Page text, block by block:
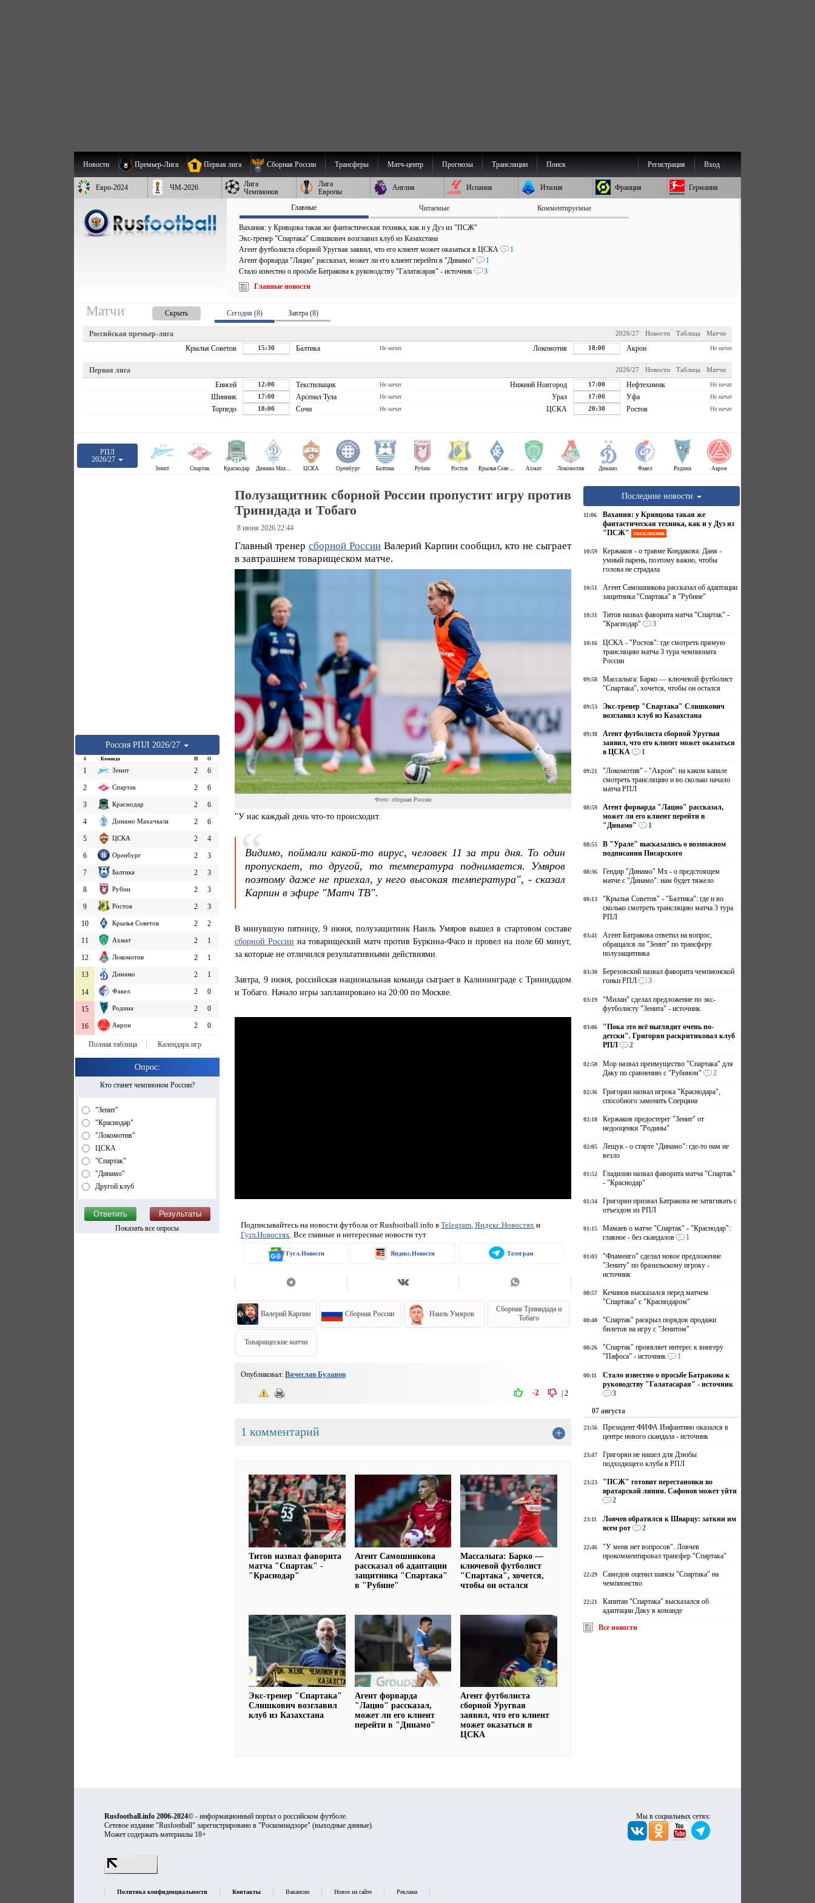
Новости Премьер-Лига Первая лига Сборная России Трансферы Матч-центр Прогнозы Трансляции Поиск Вход
Регистрация
Евро-2024 ЧМ-2026
Лига
Чемпионов
Лига
Европы
Англия Испания Италия Франция Германия
Главные Читаемые Комментируемые
Вахания: у Кривцова такая же фантастическая техника, как и у Дуэ из "ПСЖ"
Экс-тренер "Спартака" Слишкович возглавил клуб из Казахстана
Агент футболиста сборной Уругвая заявил, что его клиент может оказаться в ЦСКА
1
Агент форварда "Лацио" рассказал, может ли его клиент перейти в "Динамо"
1
Стало известно о просьбе Батракова к руководству "Галатасарая" - источник
3
Главные новости
Матчи Скрыть Сегодня (8) Завтра (8)
Российская премьер-лига Матчи
Таблица
Новости
2026/27
Крылья Советов 15:30 Балтика Не начат Локомотив 18:00 Акрон Не начат
Первая лига Матчи
Таблица
Новости
2026/27
Енисей 12:00 Текстильщик Не начат Нижний Новгород 17:00 Нефтехимик Не начат
Шинник 17:00 Арсенал Тула Не начат Урал 17:00 Уфа Не начат
Торпедо 18:00 Сочи Не начат ЦСКА 20:30 Ростов Не начат
РПЛ
2026/27
Зенит Спартак Краснодар Динамо Махачкала ЦСКА Оренбург Балтика Рубин Ростов Крылья Советов Ахмат Локомотив Динамо Факел Родина Акрон
Россия РПЛ 2026/27
# Команда И О
1 Зенит 2
6
2
Спартак 2
6
3
Краснодар 2
6
4
Динамо Махачкала 2
6
5
ЦСКА 2
4
6
Оренбург 2
3
7
Балтика 2
3
8
Рубин 2
3
9
Ростов 2
3
10
Крылья Советов 2
2
11
Ахмат 2
1
12
Локомотив 2
1
13
Динамо 2 1
14 Факел 2 0
15 Родина 2 0
16 Акрон 2 0
Полная таблица Календарь игр
Опрос:
Кто станет чемпионом России?
"Зенит"
"Краснодар"
"Локомотив"
ЦСКА
"Спартак"
"Динамо"
Другой клуб
Показать все опросы
Полузащитник сборной России пропустит игру против
Тринидада и Тобаго
8 июня 2026 22:44
Главный тренер сборной РоссииВалерий Карпин сообщил, кто не сыграет
в завтрашнем товарищеском матче.
Фото: сборная России
"У нас каждый день что-то происходит.
Видимо, поймали какой-то вирус, человек 11 за три дня. То один
пропускает, то другой, то температура поднимается. Умяров
поэтому даже не приехал, у него высокая температура", - сказал
Карпин в эфире "Матч ТВ".
В минувшую пятницу, 9 июня, полузащитник Наиль Умяров вышел в стартовом составе
сборной России на товарищеский матч против Буркина-Фасо и провел на поле 60 минут,
за которые не отличился результативными действиями.
Завтра, 9 июня, российская национальная команда сыграет в Калининграде с Тринидадом
и Тобаго. Начало игры запланировано на 20:00 по Москве.
Подписывайтесь на новости футбола от Rusfootball.info в Telegram, Яндекс.Новостях и
Гугл.Новостях . Все главные и интересные новости тут
Гугл.Новости Яндекс.Новости Телеграм
Валерий Карпин Сборная России Наиль Умяров
Сборная Тринидада и
Тобаго
Товарищеские матчи
Опубликовал: Вячеслав Буланов
|2
-2
1 комментарий +
Титов назвал фаворита
матча "Спартак" -
"Краснодар"
Агент Самошникова
рассказал об адаптации
защитника "Спартака"
в "Рубине"
Массалыга: Барко —
ключевой футболист
"Спартака", хочется,
чтобы он остался
Экс-тренер "Спартака"
Слишкович возглавил
клуб из Казахстана
Агент форварда
"Лацио" рассказал,
может ли его клиент
перейти в "Динамо"
Агент футболиста
сборной Уругвая
заявил, что его клиент
может оказаться в
ЦСКА
Последние новости
11:06
Вахания: у Кривцова такая же
фантастическая техника, как и у Дуэ из
"ПСЖ"
эксклюзив
10:59
Кержаков - о травме Кондакова: Даня -
умный парень, поэтому важно, чтобы
голова не страдала
10:51
Агент Самошникова рассказал об адаптации
защитника "Спартака" в "Рубине"
10:31
Титов назвал фаворита матча "Спартак" -
"Краснодар"
3
10:16
ЦСКА - "Ростов": где смотреть прямую
трансляцию матча 3 тура чемпионата
России
09:58
Массалыга: Барко — ключевой футболист
"Спартака", хочется, чтобы он остался
09:53
Экс-тренер "Спартака" Слишкович
возглавил клуб из Казахстана
09:38
Агент футболиста сборной Уругвая
заявил, что его клиент может оказаться
в ЦСКА
1
09:21
"Локомотив" - "Акрон": на каком канале
смотреть трансляцию и во сколько начало
матча РПЛ
08:59
Агент форварда "Лацио" рассказал,
может ли его клиент перейти в
"Динамо"
1
08:55
В "Урале" высказались о возможном
подписании Писарского
08:36
Гендир "Динамо" Мх - о предстоящем
матче с "Динамо": нам будет тяжело
08:13
"Крылья Советов" - "Балтика": где и во
сколько смотреть трансляцию матча 3 тура
РПЛ
03:41
Агент Батракова ответил на вопрос,
обращался ли "Зенит" по трансферу
полузащитника
03:30
Березовский назвал фаворита чемпионской
гонки РПЛ
3
03:19
"Милан" сделал предложение по экс-
футболисту "Зенита" - источник
03:06
"Пока это всё выглядит очень по-
детски". Григорян раскритиковал клуб
РПЛ
2
02:50
Мор назвал преимущество "Спартака" для
Даку по сравнению с "Рубином"
2
02:36
Григорян назвал игрока "Краснодара",
способного заменить Сперцяна
02:18
Кержаков предостерег "Зенит" от
недооценки "Родины"
02:05
Лещук - о старте "Динамо": где-то нам не
везло
01:52
Гладилин назвал фаворита матча "Спартак"
- "Краснодар"
01:34
Григорян призвал Батракова не затягивать с
отъездом из РПЛ
01:15
Мамаев о матче "Спартак" - "Краснодар":
главное - без скандалов
1
01:03
"Фламенго" сделал новое предложение
"Зениту" по бразильскому игроку -
источник
00:57
Кечинов высказался перед матчем
"Спартака" с "Краснодаром"
00:40
"Спартак" раскрыл порядок продажи
билетов на игру с "Зенитом"
00:26
"Спартак" проявляет интерес к вингеру
"Пафоса" - источник
1
00:11
Стало известно о просьбе Батракова к
руководству "Галатасарая" - источник
3
07 августа
23:56
Президент ФИФА Инфантино оказался в
центре нового скандала - источник
23:47
Григорян не нашел для Дзюбы
подходящего клуба в РПЛ
23:23
"ПСЖ" готовит перестановки во
вратарской линии. Сафонов может уйти
2
23:11
Ловчев обратился к Шварцу: заткни им
всем рот
2
22:46
"У меня нет вопросов". Ловчев
прокомментировал трансфер "Спартака"
22:29
Самедов оценил шансы "Спартака" на
чемпионство
22:21
Капитан "Спартака" высказался об
адаптации Даку в команде
Все новости
Rusfootball.info 2006-2024© - информационный портал о российском футболе.
Сетевое издание "Rusfootball" зарегистрировано в "Роскомнадзоре" (выходные данные).
Может содержать материалы 18+
Мы в социальных сетях:
Политика конфиденциальности Контакты Вакансии Новое на сайте Реклама